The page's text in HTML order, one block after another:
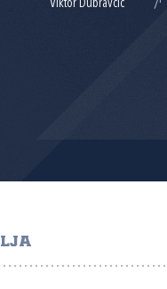
Viktor Dubravčić
7'